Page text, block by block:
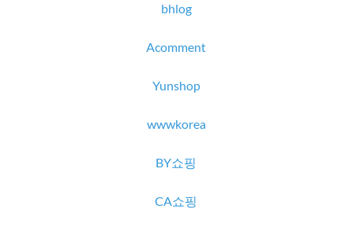
bhlog
Acomment
Yunshop
wwwkorea
BY쇼핑
CA쇼핑